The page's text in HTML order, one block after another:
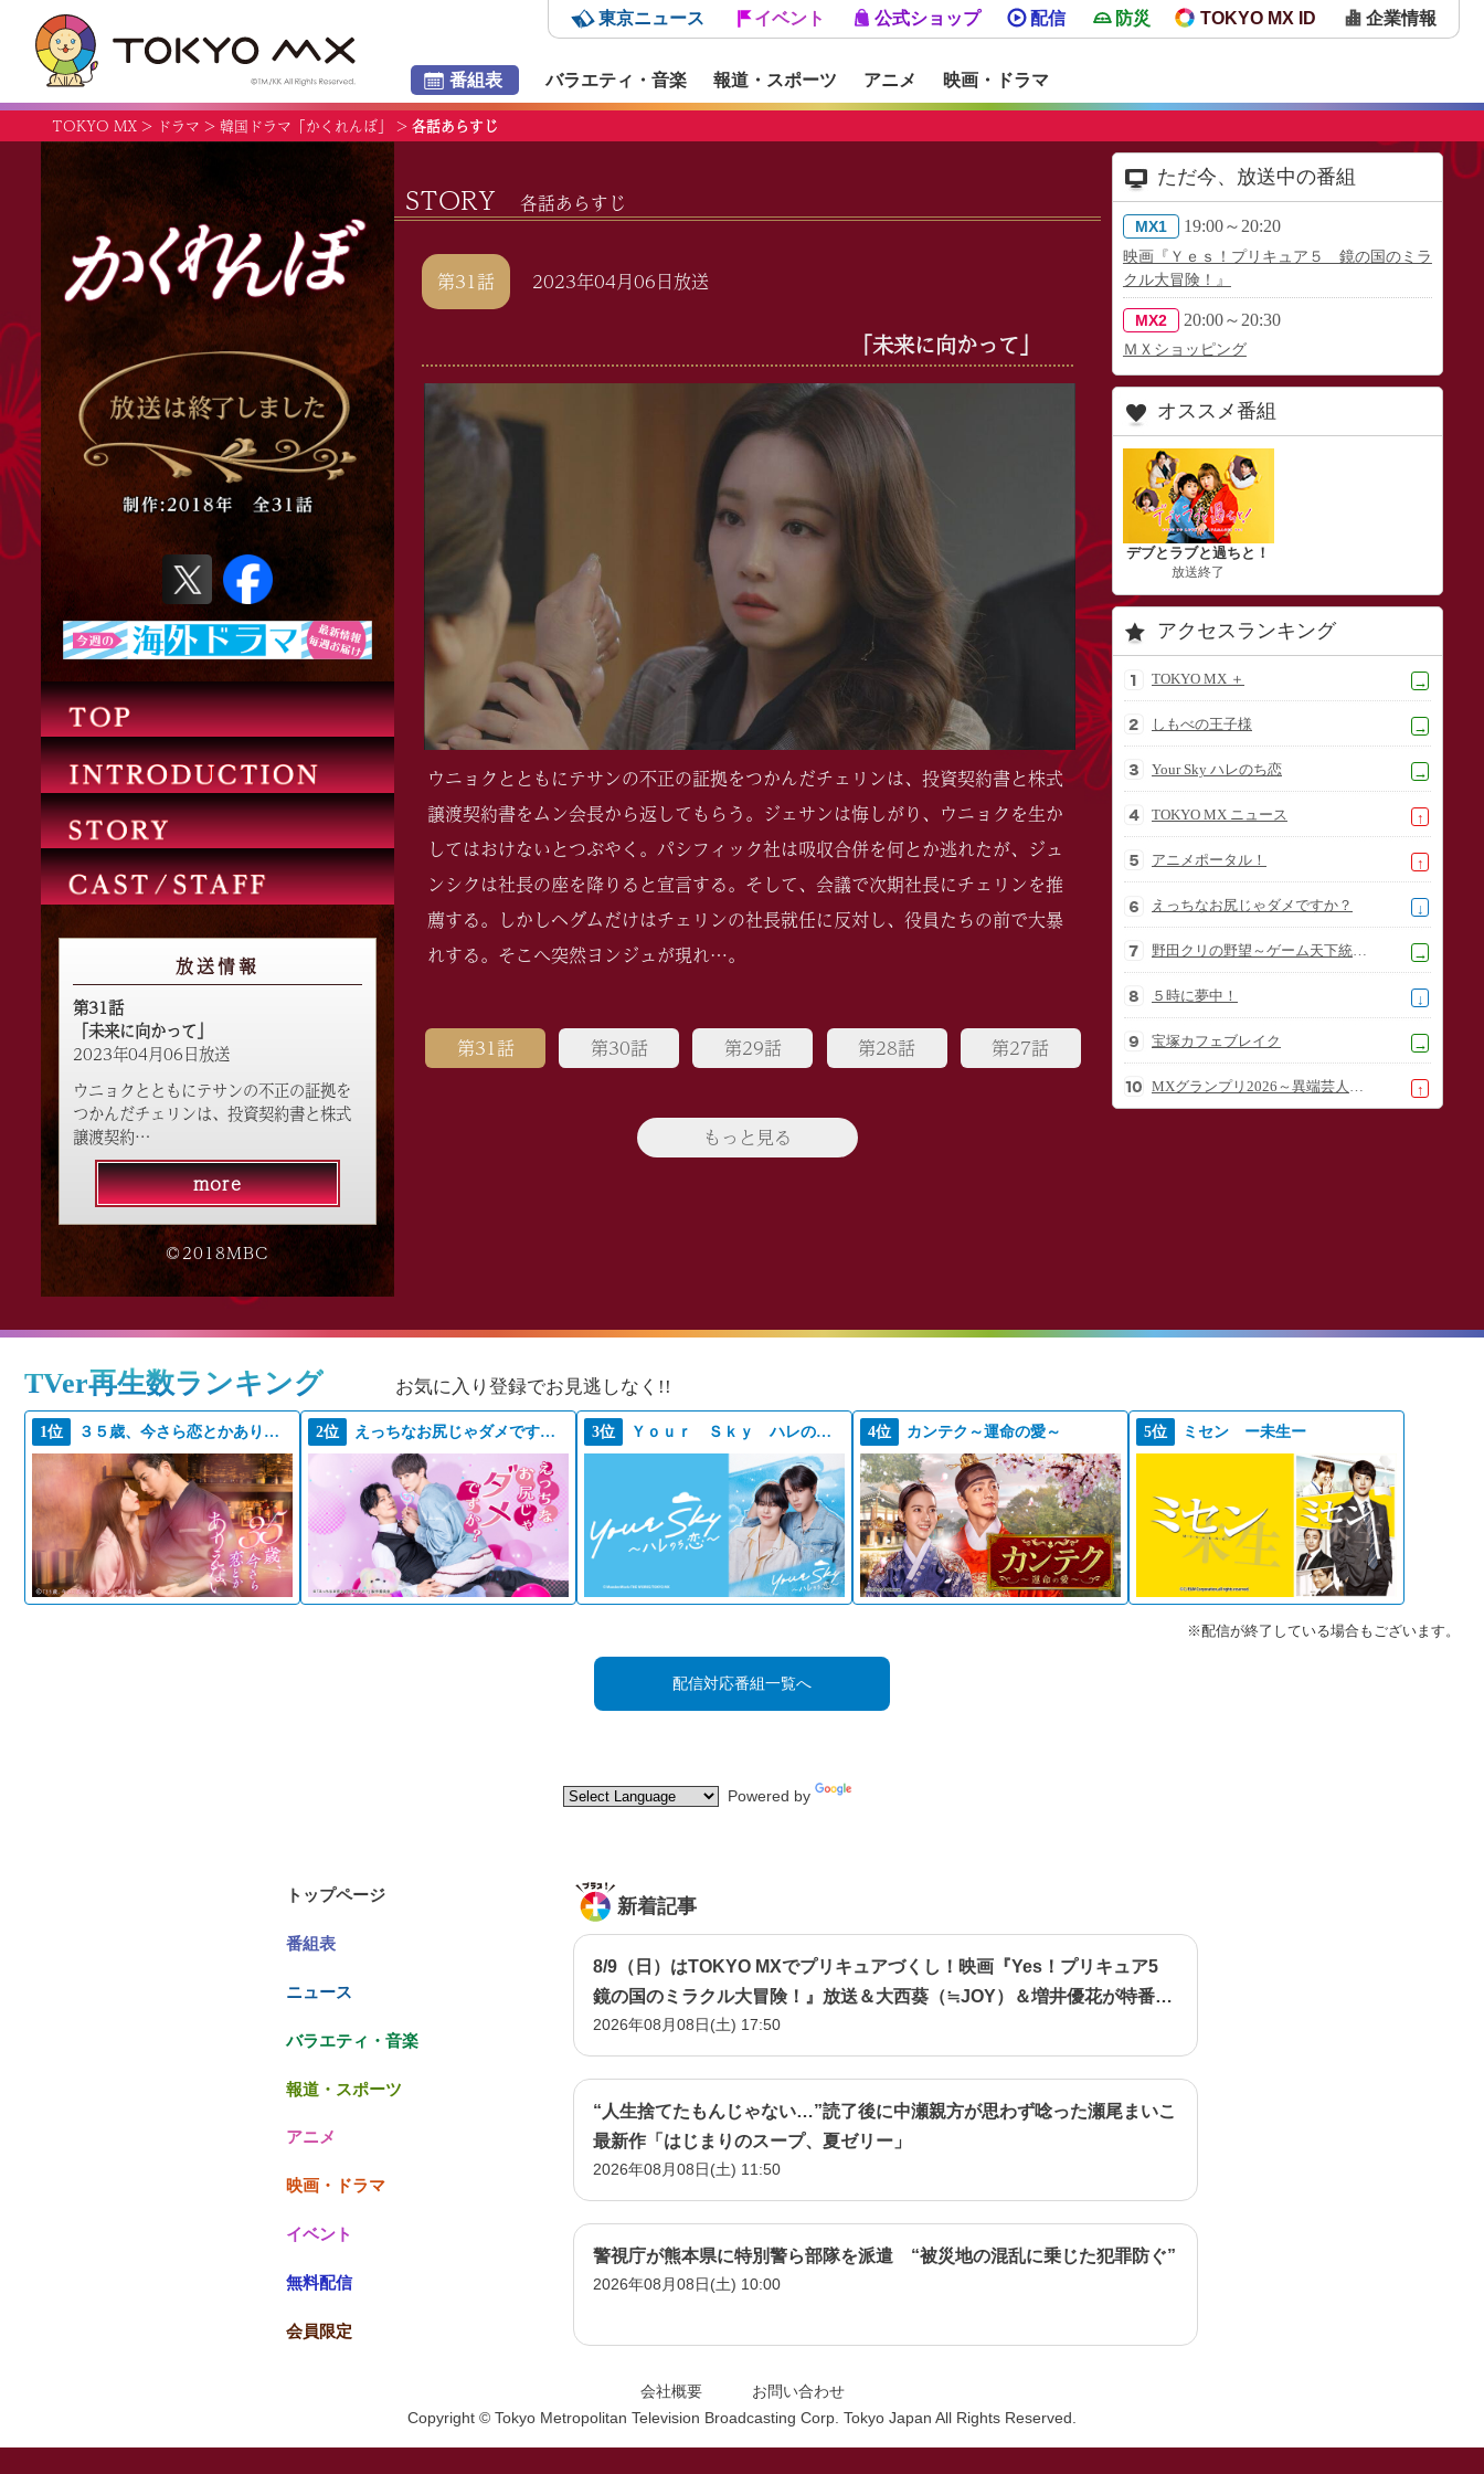
番組表 バラエティ・音楽 報道・スポーツ アニメ 映画・ドラマ
東京ニュース イベント 公式ショップ 配信 防災 TOKYO MX ID 企業情報
TOKYO MX > ドラマ > 韓国ドラマ「かくれんぼ」 > 各話あらすじ
かくれんぼ
放送情報
第31話
「未来に向かって」
2023年04月06日放送
ウニョクとともにテサンの不正の証拠を
つかんだチェリンは、投資契約書と株式
譲渡契約…
more
©2018MBC
STORY 各話あらすじ
第31話 2023年04月06日放送
「未来に向かって」
ウニョクとともにテサンの不正の証拠をつかんだチェリンは、投資契約書と株式
譲渡契約書をムン会長から返してもらう。ジェサンは悔しがり、ウニョクを生か
してはおけないとつぶやく。パシフィック社は吸収合併を何とか逃れたが、ジュ
ンシクは社長の座を降りると宣言する。そして、会議で次期社長にチェリンを推
薦する。しかしヘグムだけはチェリンの社長就任に反対し、役員たちの前で大暴
れする。そこへ突然ヨンジュが現れ…。
第31話 第30話 第29話 第28話 第27話
もっと見る
ただ今、放送中の番組
MX1 19:00～20:20
映画『Ｙｅｓ！プリキュア５ 鏡の国のミラ
クル大冒険！』
MX2 20:00～20:30
ＭＸショッピング
オススメ番組
デブとラブと過ちと！
放送終了
アクセスランキング
TOKYO MX ＋ →
しもべの王子様 →
Your Sky ハレのち恋 →
TOKYO MX ニュース ↑
アニメポータル！ ↑
えっちなお尻じゃダメですか？ ↓
→
５時に夢中！ ↓
宝塚カフェブレイク →
↑
TVer再生数ランキング お気に入り登録でお見逃しなく!!
1位 ３５歳、今さら恋とかありえない 2位 えっちなお尻じゃダメですか？ 3位 Ｙｏｕｒ Ｓｋｙ ハレのち恋 4位 カンテク～運命の愛～ 5位 ミセン ー未生ー
※配信が終了している場合もございます。
配信対応番組一覧へ
Powered by
トップページ
番組表
ニュース
バラエティ・音楽
報道・スポーツ
アニメ
映画・ドラマ
イベント
無料配信
会員限定
新着記事
8/9（日）はTOKYO MXでプリキュアづくし！映画『Yes！プリキュア5
鏡の国のミラクル大冒険！』放送＆大西葵（≒JOY）＆増井優花が特番で
『名探偵プリキュア！』イベント潜入！
2026年08月08日(土) 17:50
“人生捨てたもんじゃない…”読了後に中瀬親方が思わず唸った瀬尾まいこ
最新作「はじまりのスープ、夏ゼリー」
2026年08月08日(土) 11:50
警視庁が熊本県に特別警ら部隊を派遣 “被災地の混乱に乗じた犯罪防ぐ”
2026年08月08日(土) 10:00
会社概要
お問い合わせ
Copyright © Tokyo Metropolitan Television Broadcasting Corp. Tokyo Japan All Rights Reserved.